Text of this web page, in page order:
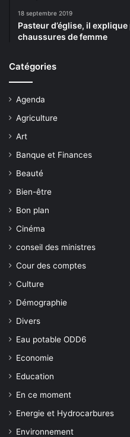
18 septembre 2019
Pasteur d’église, il
chaussures de femme
Catégories
Agenda
Agriculture
Art
Banque et Finances
Beauté
Bien-être
Bon plan
Cinéma
conseil des ministres
Cour des comptes
Culture
Démographie
Divers
Eau potable ODD6
Economie
Education
En ce moment
Energie et Hydrocarbures
Environnement